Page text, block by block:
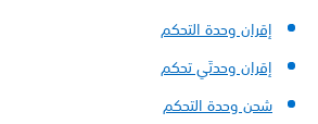
إقران وحدة التحكم
إقران وحدتَي تحكم
شحن وحدة التحكم